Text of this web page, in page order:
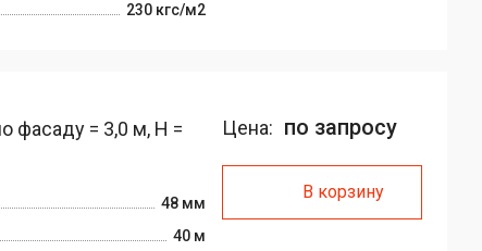
230 кгс/м2
фасаду = 3,0 м, H =
48 мм
40 м
Цена: по запросу
В корзину